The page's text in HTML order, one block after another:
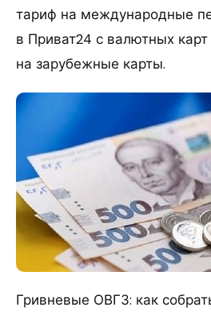
тариф на международные
в Приват24 с валютных
на зарубежные карты.
Гривневые ОВГЗ: как